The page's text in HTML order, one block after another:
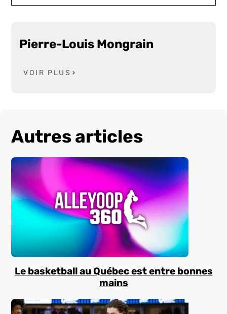
Pierre-Louis Mongrain
VOIR PLUS
Autres articles
Le basketball au Québec est entre bonnes
mains